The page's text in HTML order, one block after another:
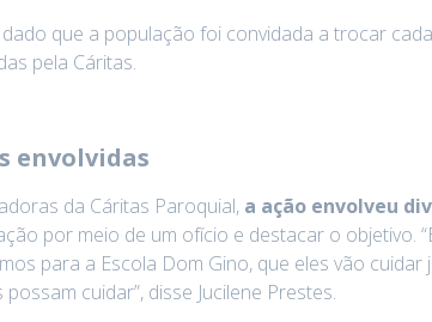
dado que a população foi convidada a trocar
pela Cáritas.
envolvidas
da Cáritas Paroquial, a ação envolveu
por meio de um ofício e destacar o objetivo.
para a Escola Dom Gino, que eles vão
cuidar”, disse Jucilene Prestes.